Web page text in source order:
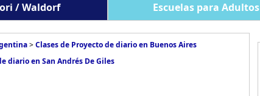
/ Waldorf Escuelas para Adultos
>Clases de Proyecto de diario en Buenos Aires
diario en San Andrés De Giles